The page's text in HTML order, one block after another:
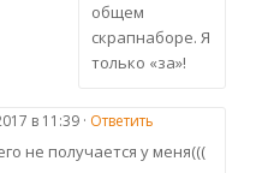
общем
скрапнаборе. Я
только «за»!
в 11:39 · Ответить
не получается у меня(((